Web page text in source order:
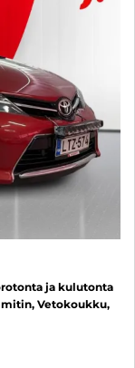
ja kulutonta
Vetokoukku,